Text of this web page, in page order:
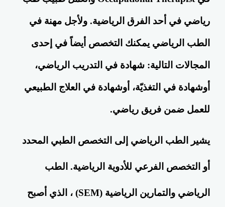
رياضي في أحد الفرق الرياضية. ولأجل مهنة في
الطب الرياضي يمكنك التخصص أيضاً في إحدى
المجالات التالية: شهادة في التدريب الرياضي،
أوشهادة في التغذيّة، أوشهادة في العلاج الطبيعي
للعمل ضمن فريق رياضي.
يشير الطب الرياضي إلى التخصص الطبي المحدد
أو التخصص الفرعي للأدوية الرياضية. الطب
الرياضي والتمارين الرياضية (SEM) ، الذي أصبح